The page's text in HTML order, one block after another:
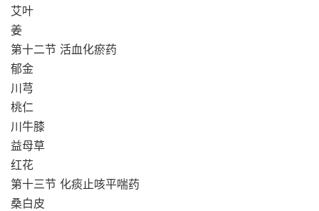
艾叶
姜
第十二节 活血化瘀药
郁金
川芎
桃仁
川牛膝
益母草
红花
第十三节 化痰止咳平喘药
桑白皮